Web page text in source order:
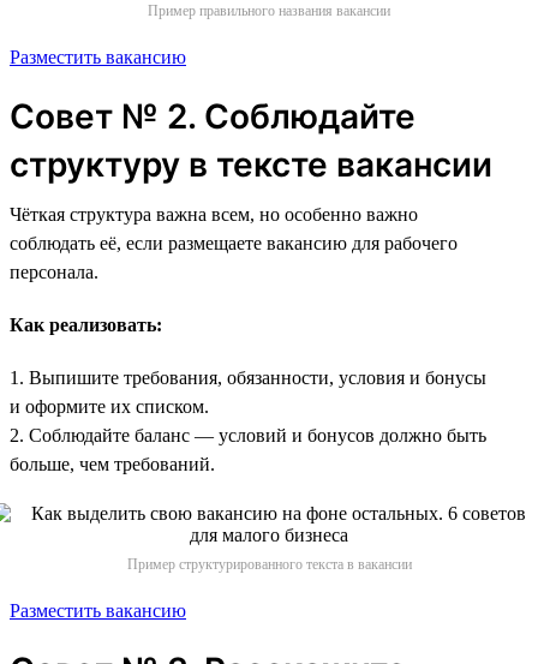
Пример правильного названия вакансии
Разместить вакансию
Совет № 2. Соблюдайте
структуру в тексте вакансии
Чёткая структура важна всем, но особенно важно
соблюдать её, если размещаете вакансию для рабочего
персонала.
Как реализовать:
1. Выпишите требования, обязанности, условия и бонусы
и оформите их списком.
2. Соблюдайте баланс — условий и бонусов должно быть
больше, чем требований.
Пример структурированного текста в вакансии
Разместить вакансию